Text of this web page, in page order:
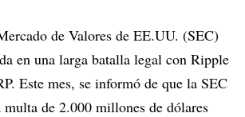
de Valores de EE.UU. (SEC)
en una larga batalla legal con Ripple
Este mes, se informó de que la SEC
multa de 2.000 millones de dólares